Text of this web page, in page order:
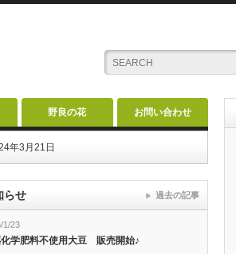
野良の花 お問い合わせ
年3月21日
らせ
1/23
学肥料不使用大豆 販売開始♪
過去の記事